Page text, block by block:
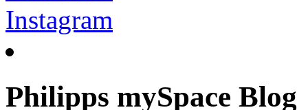
Philipps mySpace Blog